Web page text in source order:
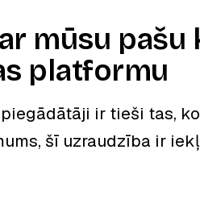
mūsu pašu
platformu
ir tieši tas,
šī uzraudzība ir